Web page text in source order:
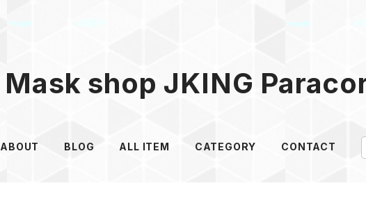
Mask shop JKING
ABOUT BLOG ALL ITEM CATEGORY CONTACT